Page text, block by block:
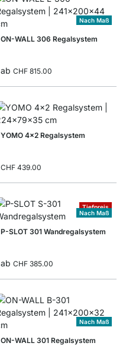
Nach Maß
ON-WALL 306 Regalsystem
ab CHF 815.00
YOMO 4x2 Regalsystem
CHF 439.00
Tiefpreis
Nach Maß
P-SLOT 301 Wandregalsystem
ab CHF 385.00
Nach Maß
ON-WALL 301 Regalsystem